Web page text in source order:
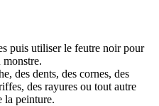
puis utiliser le feutre noir pour
monstre.
des dents, des cornes, des
des rayures ou tout autre
la peinture.